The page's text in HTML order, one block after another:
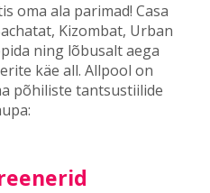
oma ala parimad! Casa
Kizombat, Urban
ning lõbusalt aega
käe all. Allpool on
põhiliste tantsustiilide